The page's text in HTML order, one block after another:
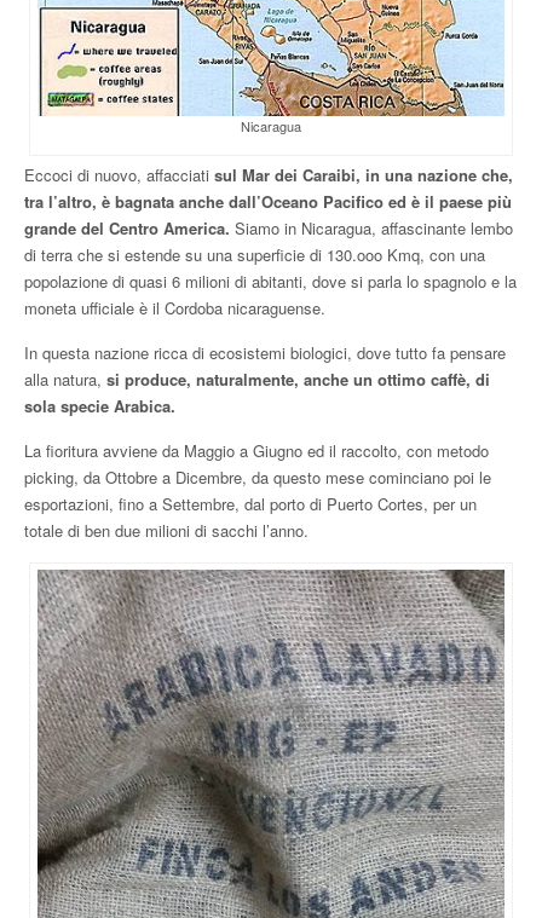
Nicaragua
Eccoci di nuovo, affacciati sul Mar dei Caraibi, in una nazione che,
tra l’altro, è bagnata anche dall’Oceano Pacifico ed è il paese più
grande del Centro America. Siamo in Nicaragua, affascinante lembo
di terra che si estende su una superficie di 130.ooo Kmq, con una
popolazione di quasi 6 milioni di abitanti, dove si parla lo spagnolo e la
moneta ufficiale è il Cordoba nicaraguense.
In questa nazione ricca di ecosistemi biologici, dove tutto fa pensare
alla natura, si produce, naturalmente, anche un ottimo caffè, di
sola specie Arabica.
La fioritura avviene da Maggio a Giugno ed il raccolto, con metodo
picking, da Ottobre a Dicembre, da questo mese cominciano poi le
esportazioni, fino a Settembre, dal porto di Puerto Cortes, per un
totale di ben due milioni di sacchi l’anno.